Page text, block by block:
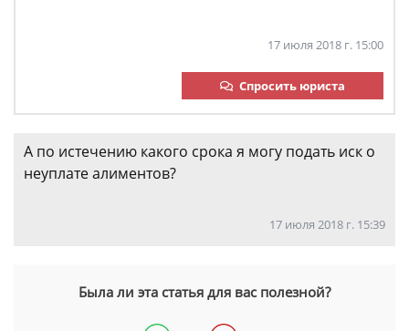
17 июля 2018 г. 15:00
Спросить юриста
А по истечению какого срока я могу подать иск о
неуплате алиментов?
17 июля 2018 г. 15:39
Была ли эта статья для вас полезной?